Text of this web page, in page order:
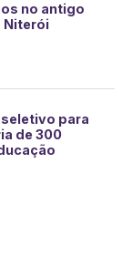
no antigo
Niterói
para
de 300